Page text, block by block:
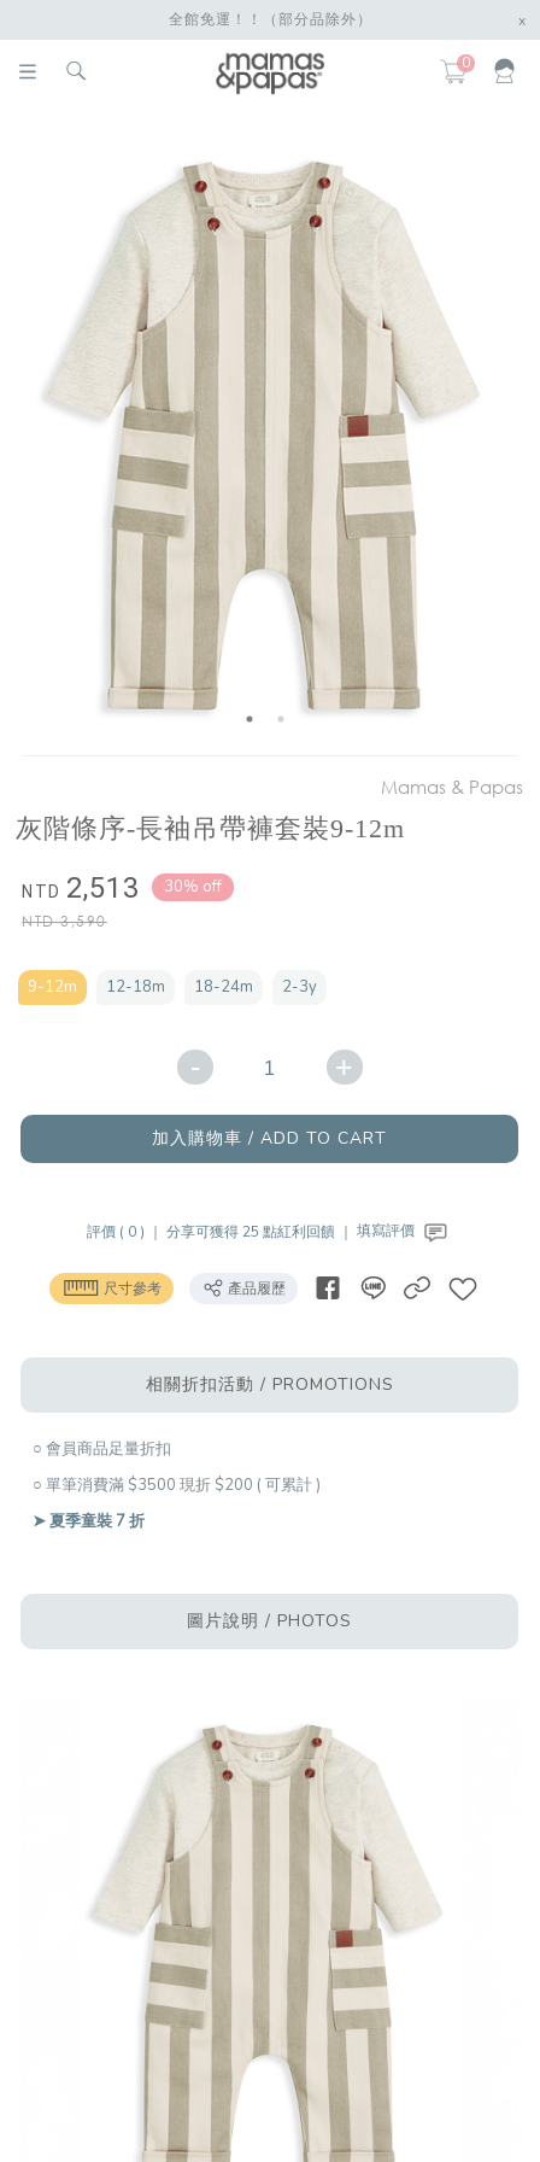
全館免運！！（部分品除外） x
0
Mamas & Papas
灰階條序-長袖吊帶褲套裝9-12m
NTD 2,513
NTD3,590
30% off
9-12m 12-18m 18-24m 2-3y
- +
加入購物車 / ADD TO CART
評價 ( 0 ) ｜分享可獲得 25 點紅利回饋 ｜填寫評價
尺寸參考 產品履歷
相關折扣活動 / PROMOTIONS
○ 會員商品足量折扣
○ 單筆消費滿 $3500 現折 $200 ( 可累計 )
➤ 夏季童裝 7 折
圖片說明 / PHOTOS